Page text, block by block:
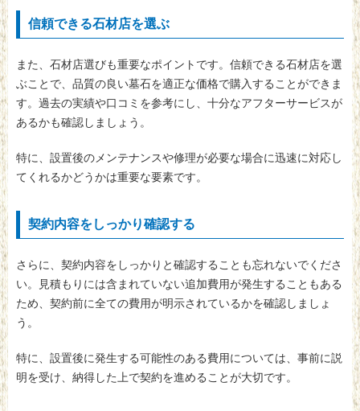
信頼できる石材店を選ぶ
また、石材店選びも重要なポイントです。信頼できる石材店を選
ぶことで、品質の良い墓石を適正な価格で購入することができま
す。過去の実績や口コミを参考にし、十分なアフターサービスが
あるかも確認しましょう。
特に、設置後のメンテナンスや修理が必要な場合に迅速に対応し
てくれるかどうかは重要な要素です。
契約内容をしっかり確認する
さらに、契約内容をしっかりと確認することも忘れないでくださ
い。見積もりには含まれていない追加費用が発生することもある
ため、契約前に全ての費用が明示されているかを確認しましょ
う。
特に、設置後に発生する可能性のある費用については、事前に説
明を受け、納得した上で契約を進めることが大切です。